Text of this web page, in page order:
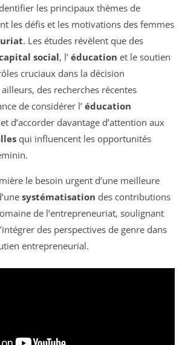
les principaux thèmes de
les défis et les motivations des femmes
. Les études révèlent que des
social, l’ éducation et le soutien
cruciaux dans la décision
des recherches récentes
de considérer l’ éducation
et d’accorder davantage d’attention aux
qui influencent les opportunités
le besoin urgent d’une meilleure
systématisation des contributions
de l’entrepreneuriat, soulignant
des perspectives de genre dans
entrepreneurial.